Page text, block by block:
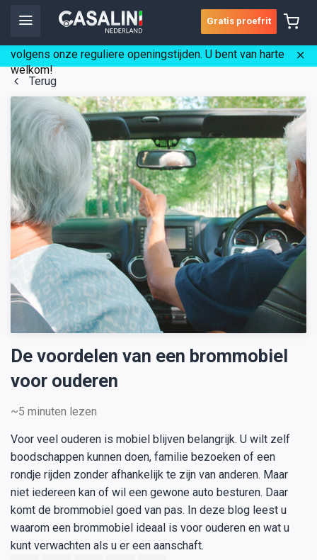
Gratis proefrit
☀️ Wij zijn gedurende de vakantie gewoon geopend
volgens onze reguliere openingstijden. U bent van harte
welkom!
Terug
De voordelen van een brommobiel
voor ouderen
~5 minuten lezen
Voor veel ouderen is mobiel blijven belangrijk. U wilt zelf
boodschappen kunnen doen, familie bezoeken of een
rondje rijden zonder afhankelijk te zijn van anderen. Maar
niet iedereen kan of wil een gewone auto besturen. Daar
komt de brommobiel goed van pas. In deze blog leest u
waarom een brommobiel ideaal is voor ouderen en wat u
kunt verwachten als u er een aanschaft.